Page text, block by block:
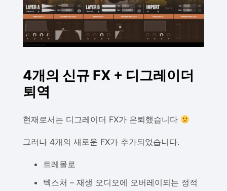
4개의 신규 FX + 디그레이더
퇴역
현재로서는 디그레이더 FX가 은퇴했습니다
그러나 4개의 새로운 FX가 추가되었습니다.
트레몰로
텍스처 – 재생 오디오에 오버레이되는 정적